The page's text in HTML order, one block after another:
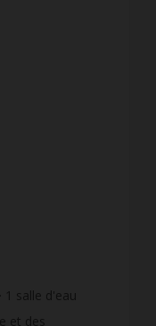
1 salle d'eau
et des